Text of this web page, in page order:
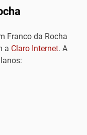
Franco da Rocha
a Claro Internet. A